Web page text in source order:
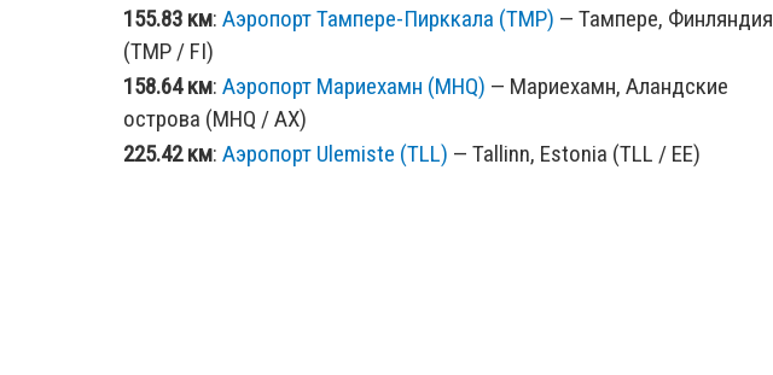
155.83 км: Аэропорт Тампере-Пирккала (TMP) — Тампере, Финляндия
(TMP / FI)
158.64 км: Аэропорт Мариехамн (MHQ) — Мариехамн, Аландские
острова (MHQ / AX)
225.42 км: Аэропорт Ulemiste (TLL) — Tallinn, Estonia (TLL / EE)